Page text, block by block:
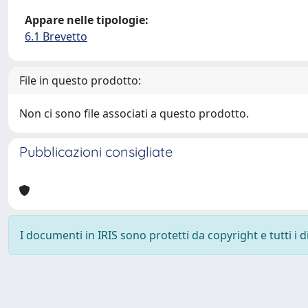
Appare nelle tipologie:
6.1 Brevetto
File in questo prodotto:
Non ci sono file associati a questo prodotto.
Pubblicazioni consigliate
I documenti in IRIS sono protetti da copyright e tutti i